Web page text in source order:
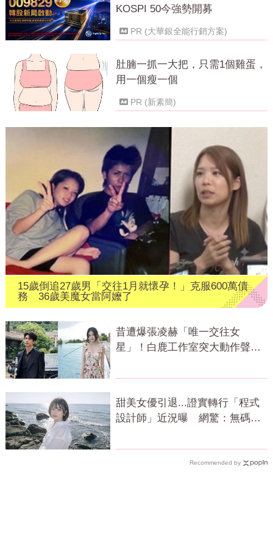
KOSPI 50今強勢開募
PR (大華銀全能行銷方案)
肚腩一抓一大把，只需1個雞蛋，
用一個瘦一個
PR (新素簡)
15歲倒追27歲男「交往1月就懷孕！」克服600萬債
務 36歲美魔女當阿嬤了
昔遭爆張凌赫「唯一交往女
星」！白鹿工作室突大動作聲
甜美女優引退...證實轉行「程式
設計師」近況曝 網驚：無碼變
Recommended by